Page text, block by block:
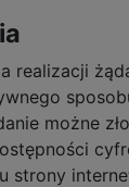
realizacji
możne
strony